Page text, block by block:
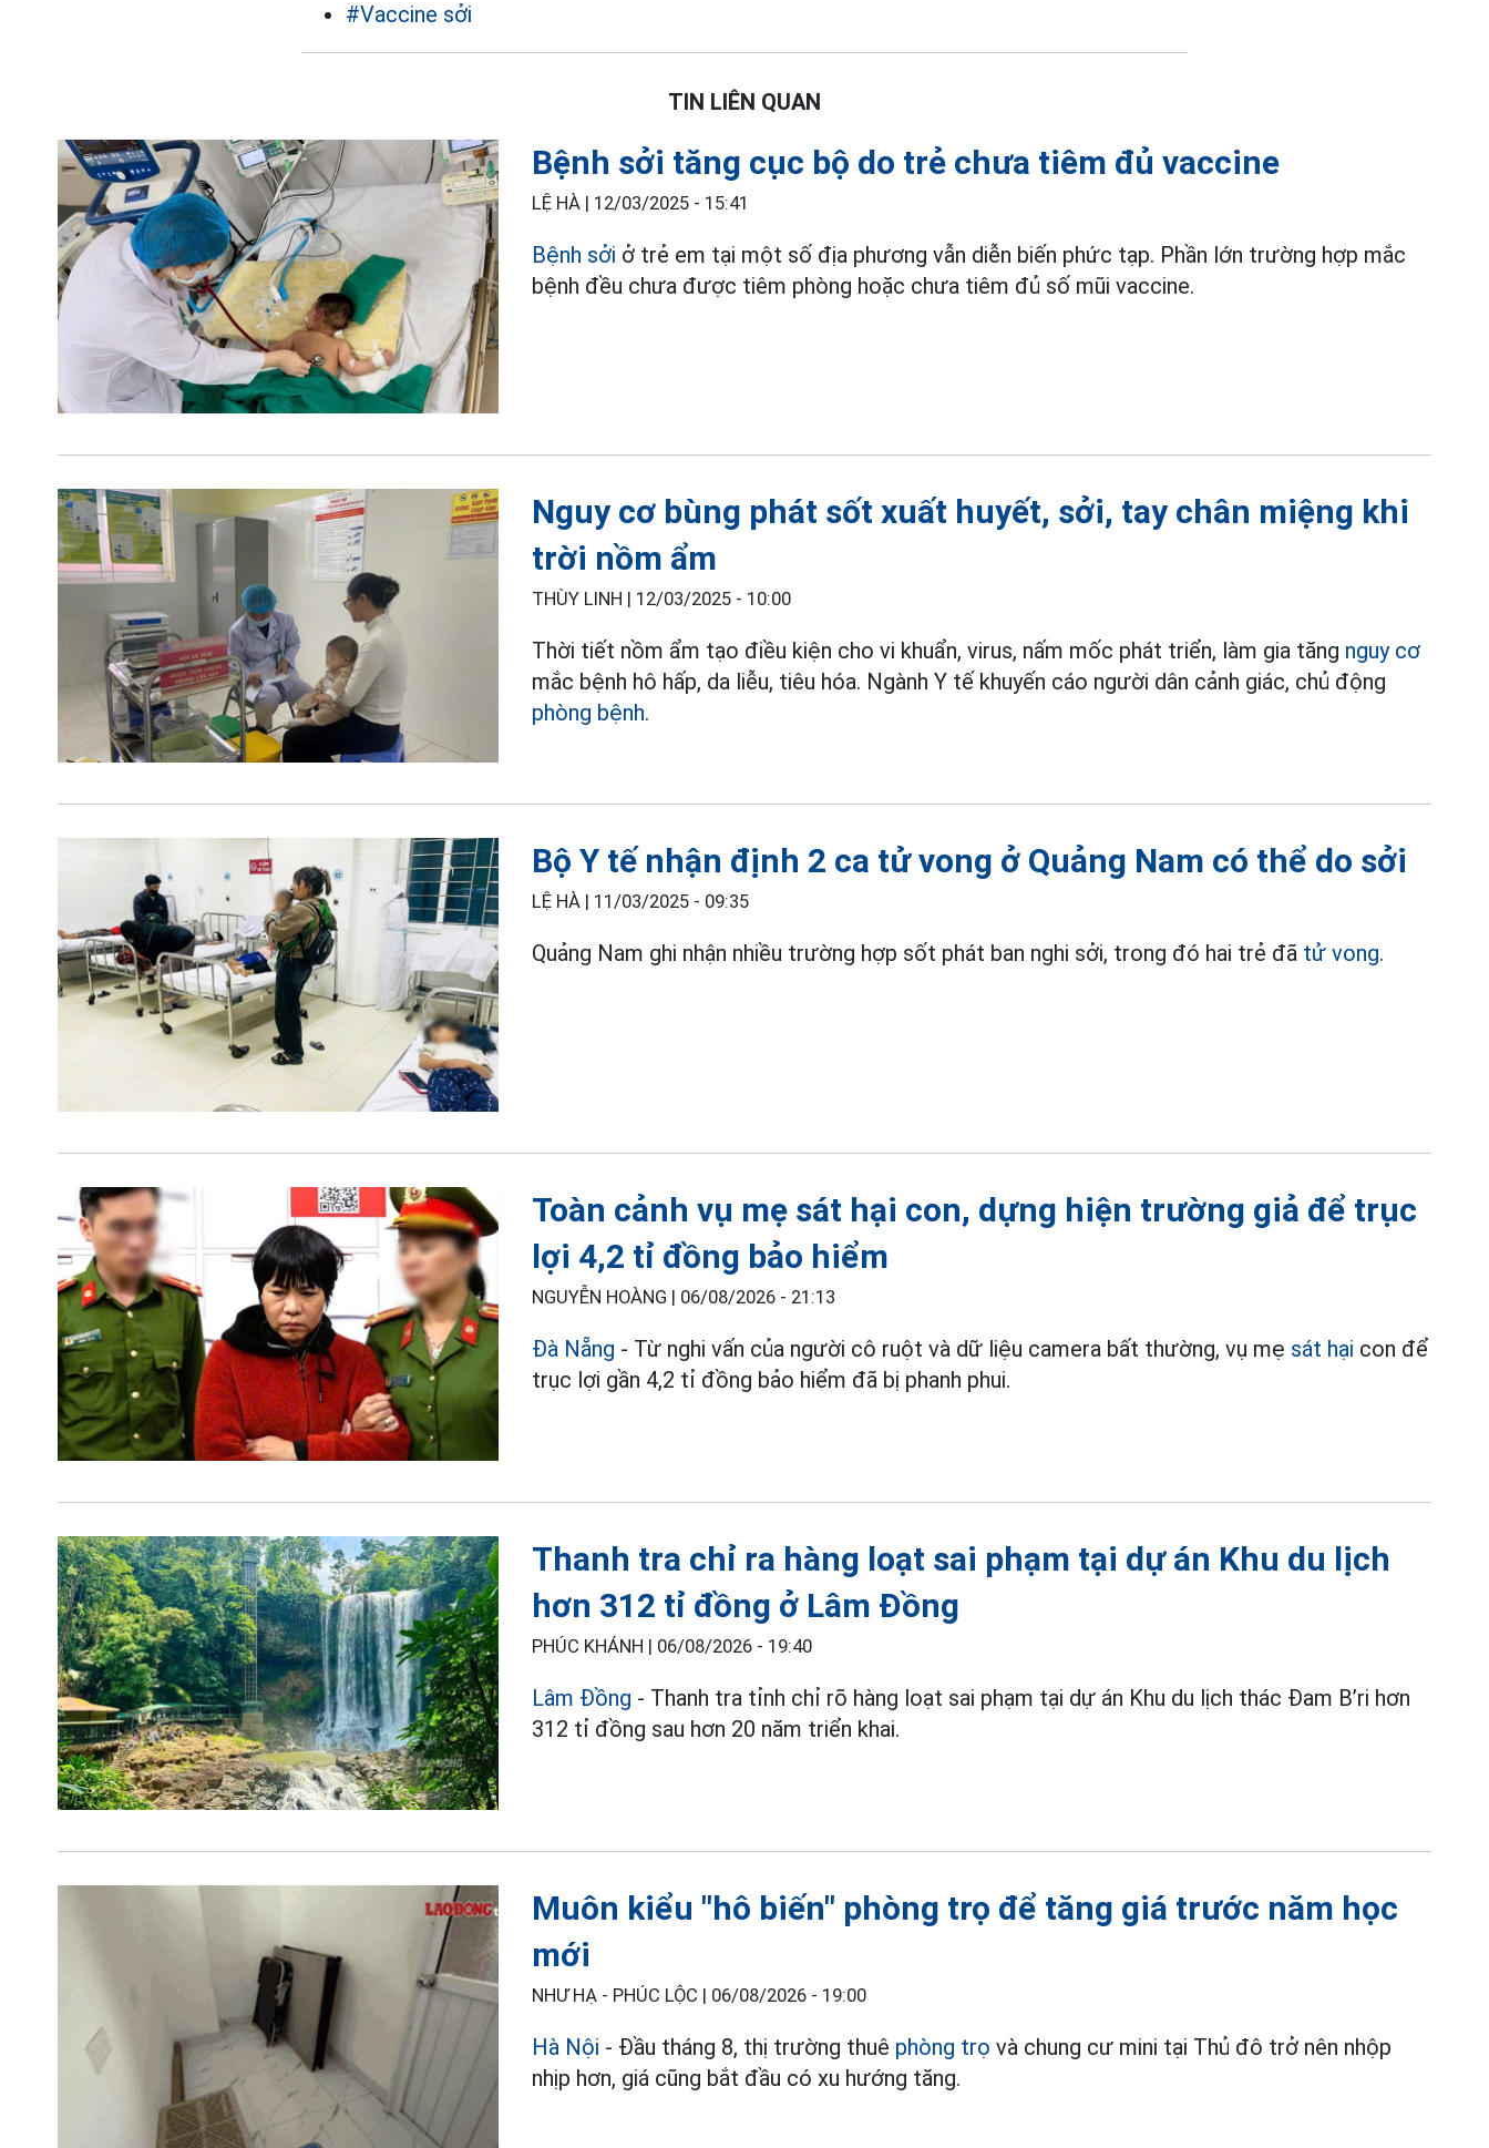
#Vaccine sởi
TIN LIÊN QUAN
Bệnh sởi tăng cục bộ do trẻ chưa tiêm đủ vaccine
LỆ HÀ | 12/03/2025 - 15:41
Bệnh sởi ở trẻ em tại một số địa phương vẫn diễn biến phức tạp. Phần lớn trường hợp mắc
bệnh đều chưa được tiêm phòng hoặc chưa tiêm đủ số mũi vaccine.
Nguy cơ bùng phát sốt xuất huyết, sởi, tay chân miệng khi
trời nồm ẩm
THÙY LINH | 12/03/2025 - 10:00
Thời tiết nồm ẩm tạo điều kiện cho vi khuẩn, virus, nấm mốc phát triển, làm gia tăng nguy cơ
mắc bệnh hô hấp, da liễu, tiêu hóa. Ngành Y tế khuyến cáo người dân cảnh giác, chủ động
phòng bệnh.
Bộ Y tế nhận định 2 ca tử vong ở Quảng Nam có thể do sởi
LỆ HÀ | 11/03/2025 - 09:35
Quảng Nam ghi nhận nhiều trường hợp sốt phát ban nghi sởi, trong đó hai trẻ đã tử vong.
Toàn cảnh vụ mẹ sát hại con, dựng hiện trường giả để trục
lợi 4,2 tỉ đồng bảo hiểm
NGUYỄN HOÀNG | 06/08/2026 - 21:13
Đà Nẵng - Từ nghi vấn của người cô ruột và dữ liệu camera bất thường, vụ mẹ sát hại con để
trục lợi gần 4,2 tỉ đồng bảo hiểm đã bị phanh phui.
Thanh tra chỉ ra hàng loạt sai phạm tại dự án Khu du lịch
hơn 312 tỉ đồng ở Lâm Đồng
PHÚC KHÁNH | 06/08/2026 - 19:40
Lâm Đồng - Thanh tra tỉnh chỉ rõ hàng loạt sai phạm tại dự án Khu du lịch thác Đam B’ri hơn
312 tỉ đồng sau hơn 20 năm triển khai.
Muôn kiểu "hô biến" phòng trọ để tăng giá trước năm học
mới
NHƯ HẠ - PHÚC LỘC | 06/08/2026 - 19:00
Hà Nội - Đầu tháng 8, thị trường thuê phòng trọ và chung cư mini tại Thủ đô trở nên nhộp
nhịp hơn, giá cũng bắt đầu có xu hướng tăng.